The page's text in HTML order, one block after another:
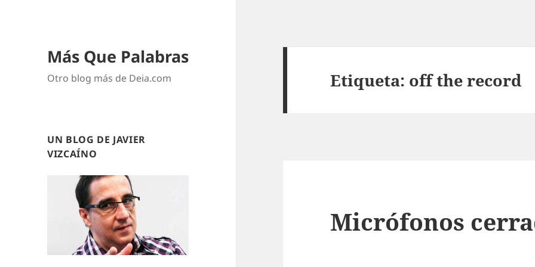
Más Que Palabras
Otro blog más de Deia.com
UN BLOG DE JAVIER
VIZCAÍNO
Etiqueta: off the record
Micrófonos